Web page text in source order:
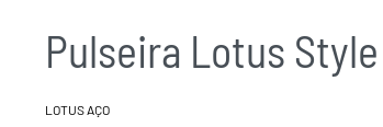
Pulseira Lotus
LOTUS AÇO